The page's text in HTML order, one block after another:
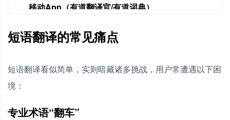
移动App（有道翻译官/有道词典）
有道翻译专业翻译工具
离线翻译的准确度是否比在线差很多？
翻译专业术语不准怎么办？
如何快速复制翻译结果？
短语翻译的常见痛点
短语翻译看似简单，实则暗藏诸多挑战，用户常遭遇以下困
境：
专业术语“翻车”